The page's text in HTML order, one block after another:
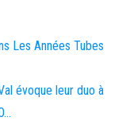
Les Années Tubes
évoque leur duo à